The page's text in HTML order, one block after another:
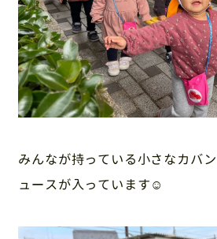
みんなが持っている小さなカバ
ュースが入っています☺